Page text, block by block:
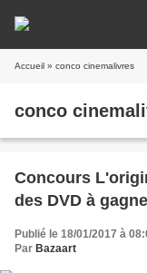
Accueil » conco cinemalivres
conco
Concours
des DVD à
Publié le 18/01/2017 à
Par Bazaart